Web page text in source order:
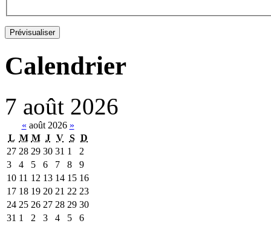
Calendrier
7 août 2026
« août 2026 »
L M M J V S D
27 28 29 30 31 1
2
3
4 5 6 7 8
9
10 11 12 13 14 15 16
17 18 19 20 21 22 23
24 25 26 27 28 29 30
31 1 2 3 4 5 6